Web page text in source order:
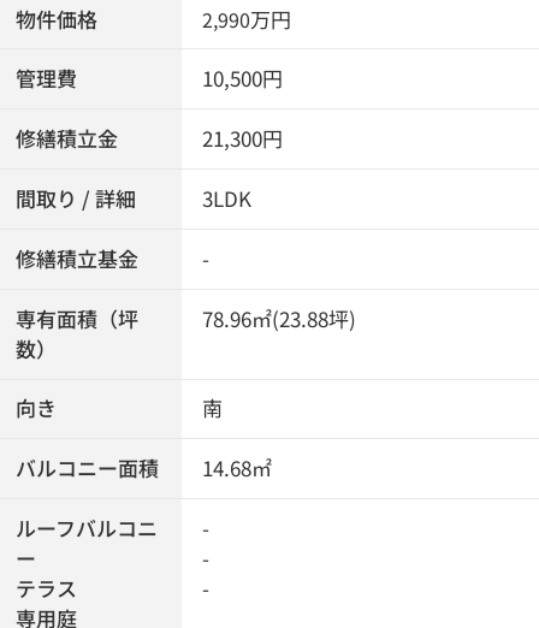
物件価格 2,990万円
管理費 10,500円
修繕積立金 21,300円
間取り / 詳細 3LDK
修繕積立基金 -
専有面積（坪
数）
78.96㎡(23.88坪)
向き 南
バルコニー面積 14.68㎡
ルーフバルコニ
ー
テラス
専用庭
-
-
-